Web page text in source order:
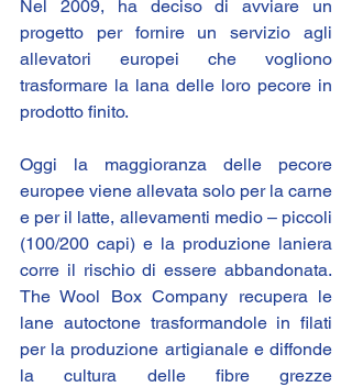
Nel 2009, ha deciso di avviare un
progetto per fornire un servizio agli
allevatori europei che vogliono
trasformare la lana delle loro pecore in
prodotto finito.
Oggi la maggioranza delle pecore
europee viene allevata solo per la carne
e per il latte, allevamenti medio – piccoli
(100/200 capi) e la produzione laniera
corre il rischio di essere abbandonata.
The Wool Box Company recupera le
lane autoctone trasformandole in filati
per la produzione artigianale e diffonde
la cultura delle fibre grezze